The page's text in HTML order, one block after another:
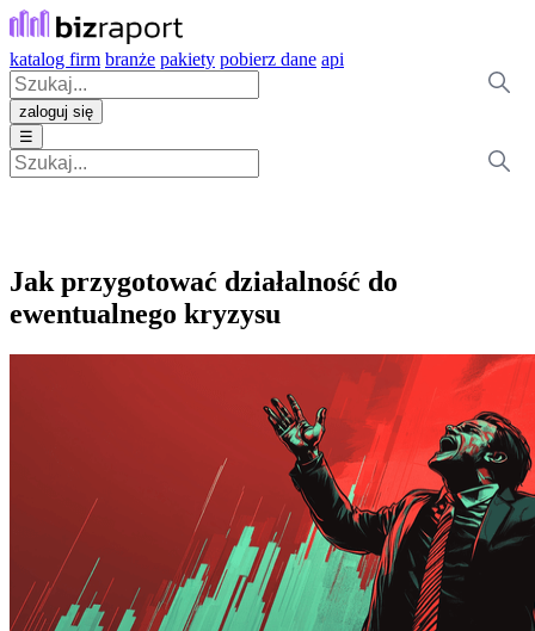
katalog firm branże pakiety pobierz dane api
zaloguj się
☰
Jak przygotować działalność do
ewentualnego kryzysu